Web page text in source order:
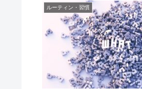
ルーティン・習慣